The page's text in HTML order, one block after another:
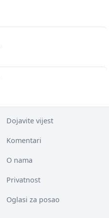
Dojavite vijest
Komentari
O nama
Privatnost
Oglasi za posao